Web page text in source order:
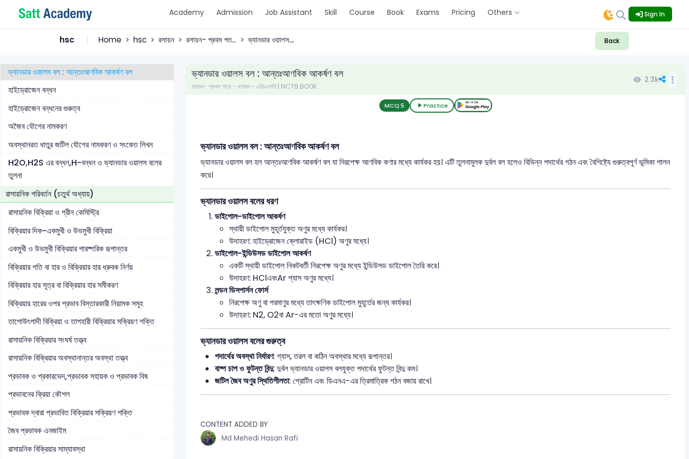
Academy Admission Job Assistant Skill Course Book Exams Pricing Others Sign In
hsc Home hsc রসায়ন রসায়ন- প্রথম পত... ভ্যানডার ওয়ালস... Back
আয়নিক যৌগে সমযোজী বৈশিষ্ট্য
আয়ণিক বিভব বা আয়ণিক পটেনসিয়াল
ভ্যানডার ওয়ালস বল : আন্তঃআণবিক আকর্ষণ বল
হাইড্রোজেন বন্ধন
হাইড্রোজেন বন্ধনের গুরুত্ব
অজৈব যৌগের নামকরণ
অবস্থানরত ধাতুর জটিল যৌগের নামকরণ ও সংকেত লিখন
H2O,H2S এর বন্ধন,H-বন্ধন ও ভ্যানডার ওয়ালস বলের
তুলনা
রাসায়নিক পরিবর্তন (চতুর্থ অধ্যায়)
রাসায়নিক বিক্রিয়া ও গ্রীন কেমিস্ট্রি
বিক্রিয়ার দিক-একমুখী ও উভমুখী বিক্রিয়া
একমুখী ও উভমুখী বিক্রিয়ার পারষ্পরিক রূপান্তর
বিক্রিয়ার গতি বা হার ও বিক্রিয়ার হার ধ্রুবক নির্ণয়
বিক্রিয়ার হার সূত্র বা বিক্রিয়ার হার সমীকরণ
বিক্রিয়ার হারের ওপর প্রভাব বিস্তারকারী নিয়ামক সমূহ
তাপোউৎপাদী বিক্রিয়া ও তাপহারী বিক্রিয়ার সক্রিয়ণ শক্তি
রাসায়নিক বিক্রিয়ার সংঘর্ষ তত্ত্ব
রাসায়নিক বিক্রিয়ার অবস্থানান্তর অবস্থা তত্ত্ব
প্রভাবক ও প্রকারভেদ,প্রভাবক সহায়ক ও প্রভাবক বিষ
প্রভাবনের ক্রিয়া কৌশল
প্রভাবক দ্বারা প্রভাবিত বিক্রিয়ার সক্রিয়ণ শক্তি
জৈব প্রভাবক এনজাইম
রাসায়নিক বিক্রিয়ার সাম্যাবস্থা
ভ্যানডার ওয়ালস বল : আন্তঃআণবিক আকর্ষণ বল
রসায়ন- প্রথম পত্র - রসায়ন - এইচএসসি | NCTB BOOK
2.3k
MCQ:5 Practice
ভ্যানডার ওয়ালস বল : আন্তঃআণবিক আকর্ষণ বল
ভ্যানডার ওয়ালস বল হল আন্তঃআণবিক আকর্ষণ বল যা নিরপেক্ষ আণবিক কণার মধ্যে কার্যকর হয়। এটি তুলনামূলক দুর্বল বল হলেও বিভিন্ন পদার্থের গঠন এবং বৈশিষ্ট্যে গুরুত্বপূর্ণ ভূমিকা পালন
করে।
ভ্যানডার ওয়ালস বলের ধরণ
ডাইপোল-ডাইপোল আকর্ষণ
স্থায়ী ডাইপোল মুহূর্তযুক্ত অণুর মধ্যে কার্যকর।
উদাহরণ: হাইড্রোজেন ক্লোরাইড (HCl) অণুর মধ্যে।
ডাইপোল-ইন্ডিউসড ডাইপোল আকর্ষণ
একটি স্থায়ী ডাইপোল নিকটবর্তী নিরপেক্ষ অণুর মধ্যে ইন্ডিউসড ডাইপোল তৈরি করে।
উদাহরণ: HClএবংAr গ্যাস অণুর মধ্যে।
লন্ডন ডিসপার্সন ফোর্স
নিরপেক্ষ অণু বা পরমাণুর মধ্যে তাৎক্ষণিক ডাইপোল মুহূর্তের জন্য কার্যকর।
উদাহরণ: N2, O2বা Ar-এর মতো অণুর মধ্যে।
ভ্যানডার ওয়ালস বলের গুরুত্ব
পদার্থের অবস্থা নির্ধারণ: গ্যাস, তরল বা কঠিন অবস্থার মধ্যে রূপান্তর।
বাষ্প চাপ ও ফুটন্ত বিন্দু: দুর্বল ভ্যানডার ওয়ালস বলযুক্ত পদার্থের ফুটন্ত বিন্দু কম।
জটিল জৈব অণুর স্থিতিশীলতা: প্রোটিন এবং ডিএনএ-এর ত্রিমাত্রিক গঠন বজায় রাখে।
CONTENT ADDED BY
Md Mehedi Hasan Rafi